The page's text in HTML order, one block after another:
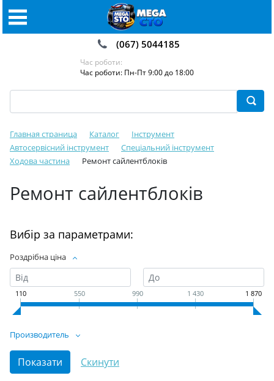
(067) 5044185
Час роботи:
Час роботи: Пн-Пт 9:00 до 18:00
Главная страница Каталог
Інструмент
Автосервісний інструмент
Спеціальний інструмент
Ходова частина
Ремонт сайлентблоків
Ремонт сайлентблоків
Вибір за параметрами:
Роздрібна ціна
110 550 990 1 430 1 870
Производитель